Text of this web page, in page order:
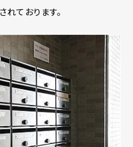
ております。